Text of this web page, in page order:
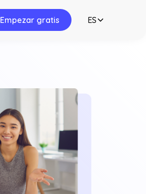
Empezar gratis ES